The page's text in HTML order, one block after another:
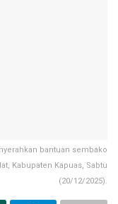
bantuan sembako
Kabupaten Kapuas, Sabtu
(20/12/2025).